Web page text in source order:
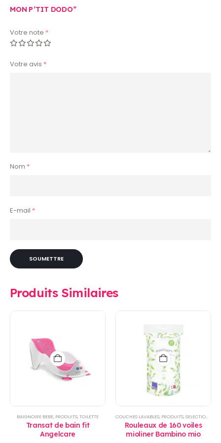
MON P’TIT DODO”
Votre note *
Votre avis *
Nom *
E-mail *
Produits Similaires
BAIGNOIRE BEBE, PRODUITS,TOILETTE
Transat de bain fit
Angelcare
COUCHES LAVABLES, PRODUITS,SELECTIONS
Rouleaux de 160 voiles
mioliner Bambino mio